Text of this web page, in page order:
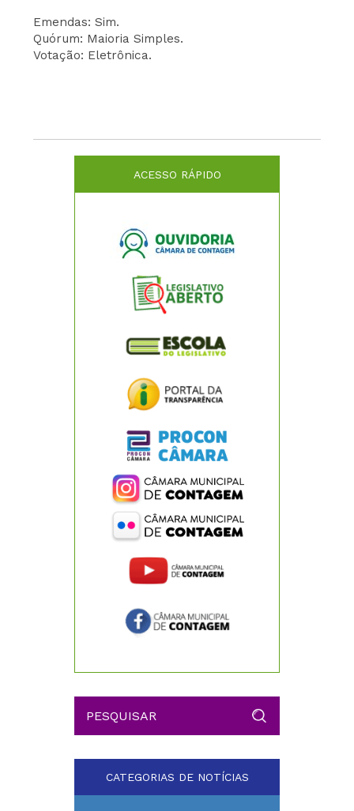
Emendas: Sim.
Quórum: Maioria Simples.
Votação: Eletrônica.
ACESSO RÁPIDO
CATEGORIAS DE NOTÍCIAS